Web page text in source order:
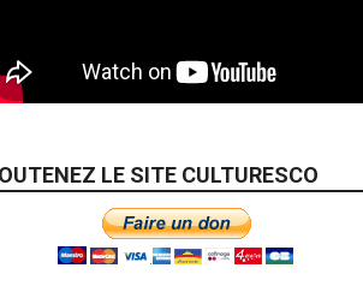
LE SITE CULTURESCO